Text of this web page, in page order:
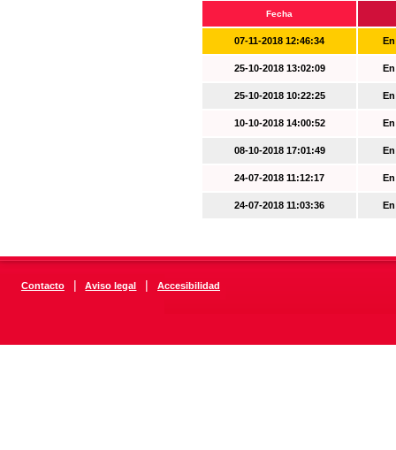
Fecha
07-11-2018 12:46:34
25-10-2018 13:02:09
25-10-2018 10:22:25
10-10-2018 14:00:52
08-10-2018 17:01:49
24-07-2018 11:12:17
24-07-2018 11:03:36
Contacto | Aviso legal | Accesibilidad